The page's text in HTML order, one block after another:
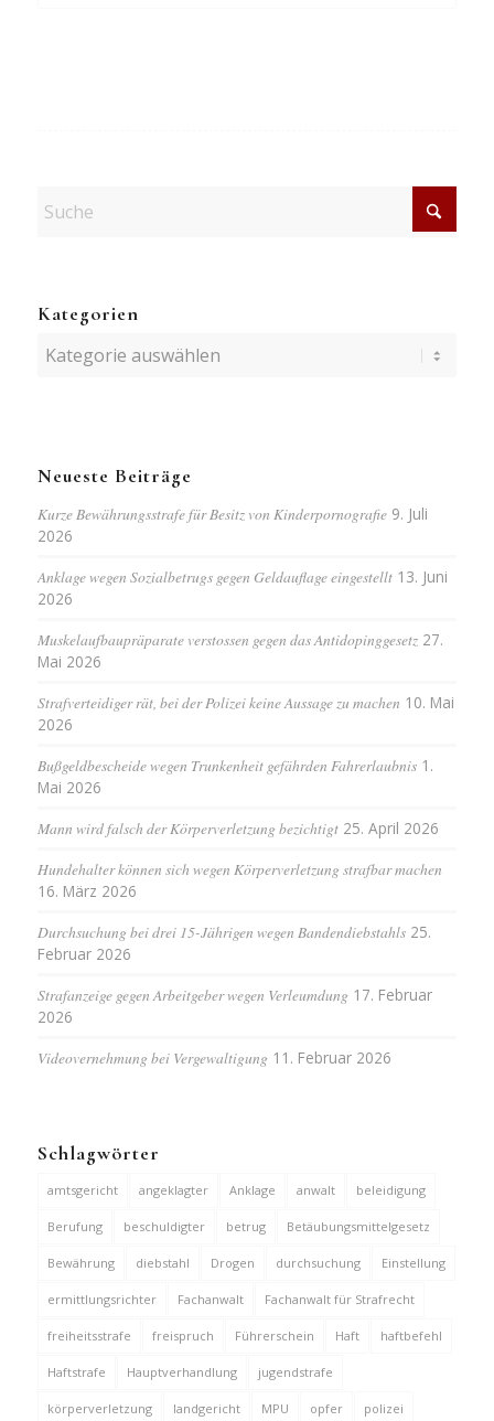
Kategorien
Kategorien
Neueste Beiträge
Kurze Bewährungsstrafe für Besitz von Kinderpornografie 9. Juli
2026
Anklage wegen Sozialbetrugs gegen Geldauflage eingestellt 13. Juni
2026
Muskelaufbaupräparate verstossen gegen das Antidopinggesetz 27.
Mai 2026
Strafverteidiger rät, bei der Polizei keine Aussage zu machen 10. Mai
2026
Bußgeldbescheide wegen Trunkenheit gefährden Fahrerlaubnis 1.
Mai 2026
Mann wird falsch der Körperverletzung bezichtigt 25. April 2026
Hundehalter können sich wegen Körperverletzung strafbar machen
16. März 2026
Durchsuchung bei drei 15-Jährigen wegen Bandendiebstahls 25.
Februar 2026
Strafanzeige gegen Arbeitgeber wegen Verleumdung 17. Februar
2026
Videovernehmung bei Vergewaltigung 11. Februar 2026
Schlagwörter
amtsgericht angeklagter Anklage anwalt beleidigung
Berufung beschuldigter betrug Betäubungsmittelgesetz
Bewährung diebstahl Drogen durchsuchung Einstellung
ermittlungsrichter Fachanwalt Fachanwalt für Strafrecht
freiheitsstrafe freispruch Führerschein Haft haftbefehl
Haftstrafe Hauptverhandlung jugendstrafe
körperverletzung landgericht MPU opfer polizei